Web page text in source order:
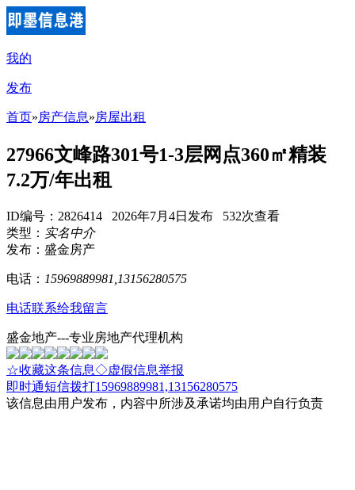
我的
发布
首页»房产信息»房屋出租
27966文峰路301号1-3层网点360㎡精装
7.2万/年出租
ID编号：2826414 2026年7月4日发布 532次查看
类型： 实名中介
发布：盛金房产
电话： 15969889981,13156280575
电话联系给我留言
盛金地产---专业房地产代理机构
☆收藏这条信息◇虚假信息举报
即时通短信拨打15969889981,13156280575
该信息由用户发布，内容中所涉及承诺均由用户自行负责